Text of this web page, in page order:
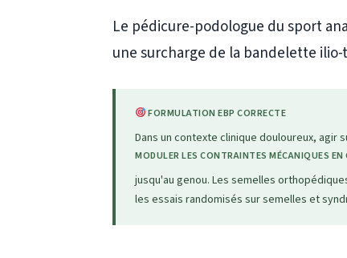
Le pédicure-podologue du sport
une surcharge de la bandelette
FORMULATION EBP CORRECTE
Dans un contexte clinique douloureux, agir
MODULER LES CONTRAINTES MÉCANIQUES EN
jusqu'au genou. Les semelles
les essais randomisés sur semelles et